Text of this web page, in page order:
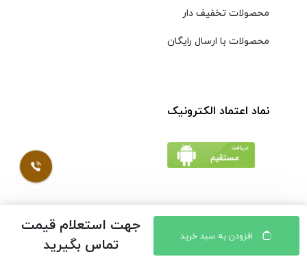
افزودن به سبد خرید
جهت استعلام قیمت
تماس بگیرید
محصولات تخفیف دار
محصولات با ارسال رایگان
نماد اعتماد الکترونیک
© کلیه حقوق مادی و معنوی محتویات سایت فروشگاه اینترنتی
موسوی محفوظ است |
طراحی شده توسط ایلیاسیستم